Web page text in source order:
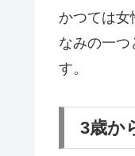
かつては女
なみの一つ
す。
3歳か